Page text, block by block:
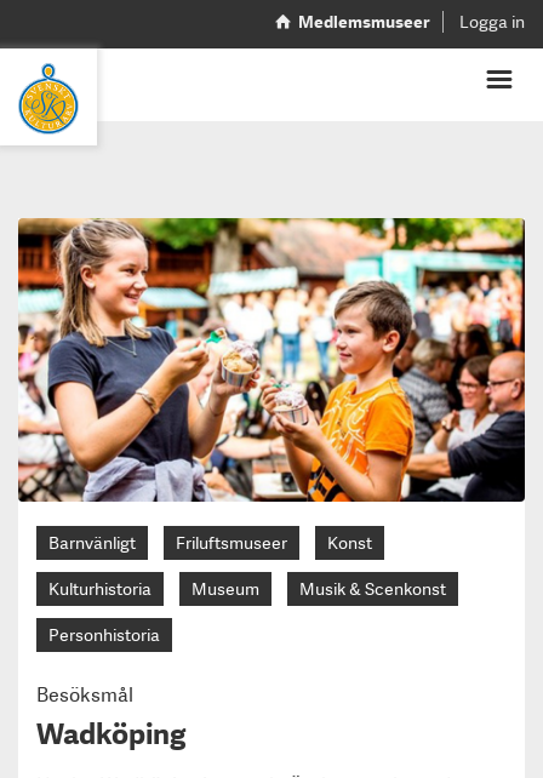
Medlemsmuseer Logga in
Barnvänligt Friluftsmuseer Konst
Kulturhistoria Museum Musik & Scenkonst
Personhistoria
Besöksmål
Wadköping